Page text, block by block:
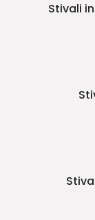
Stivali